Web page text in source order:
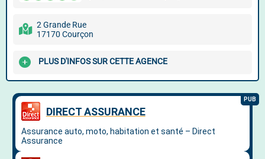
2 Grande Rue
17170 Courçon
PLUS D'INFOS SUR CETTE AGENCE